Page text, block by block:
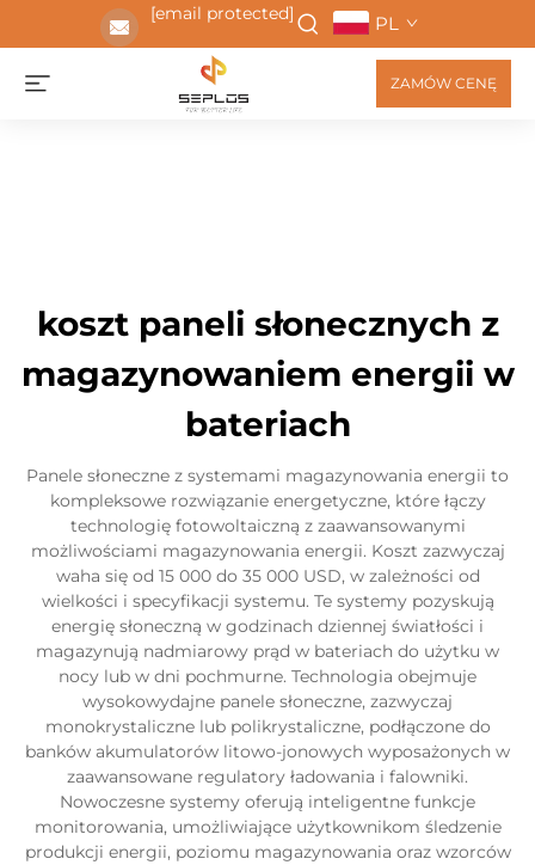
[email protected] PL
ZAMÓW CENĘ
koszt paneli słonecznych z
magazynowaniem energii w
bateriach
Panele słoneczne z systemami magazynowania energii to
kompleksowe rozwiązanie energetyczne, które łączy
technologię fotowoltaiczną z zaawansowanymi
możliwościami magazynowania energii. Koszt zazwyczaj
waha się od 15 000 do 35 000 USD, w zależności od
wielkości i specyfikacji systemu. Te systemy pozyskują
energię słoneczną w godzinach dziennej światłości i
magazynują nadmiarowy prąd w bateriach do użytku w
nocy lub w dni pochmurne. Technologia obejmuje
wysokowydajne panele słoneczne, zazwyczaj
monokrystaliczne lub polikrystaliczne, podłączone do
banków akumulatorów litowo-jonowych wyposażonych w
zaawansowane regulatory ładowania i falowniki.
Nowoczesne systemy oferują inteligentne funkcje
monitorowania, umożliwiające użytkownikom śledzenie
produkcji energii, poziomu magazynowania oraz wzorców